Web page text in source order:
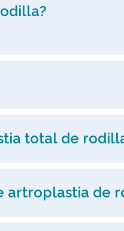
total de
artroplastia de